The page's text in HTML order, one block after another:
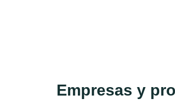
Empresas y